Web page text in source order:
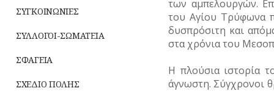
ΣΥΓΚΟΙΝΩΝΙΕΣ
ΣΥΛΛΟΓΟΙ-ΣΩΜΑΤΕΙΑ
ΣΦΑΓΕΙΑ
ΣΧΕΔΙΟ ΠΟΛΗΣ
των αμπελουργών.
του Αγίου Τρύφωνα
δυσπρόσιτη και
στα χρόνια του
Η πλούσια ιστορία
άγνωστη. Σύγχρονοι